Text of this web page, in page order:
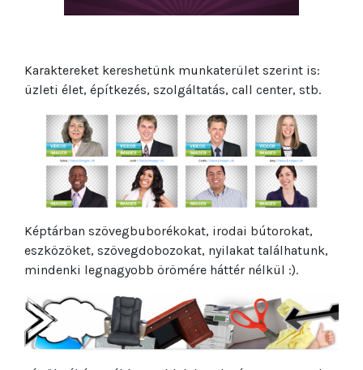
Karaktereket kereshetünk munkaterület szerint is:
üzleti élet, építkezés, szolgáltatás, call center, stb.
Képtárban szövegbuborékokat, irodai bútorokat,
eszközöket, szövegdobozokat, nyilakat találhatunk,
mindenki legnagyobb örömére háttér nélkül :).